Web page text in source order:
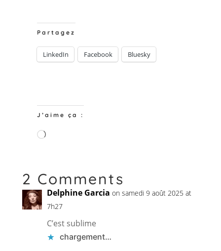
Partagez
LinkedIn Facebook Bluesky
J’aime ça :
Chargement…
2 Comments
Delphine Garcia on samedi 9 août 2025 at
7h27
C’est sublime
chargement…